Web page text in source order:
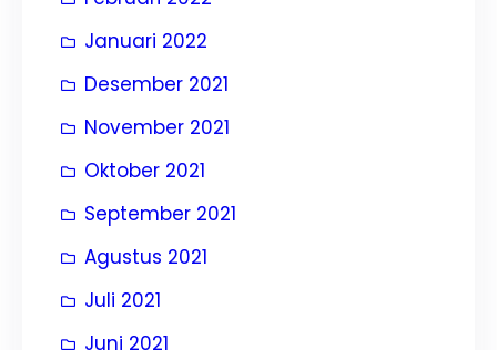
Januari 2022
Desember 2021
November 2021
Oktober 2021
September 2021
Agustus 2021
Juli 2021
Juni 2021